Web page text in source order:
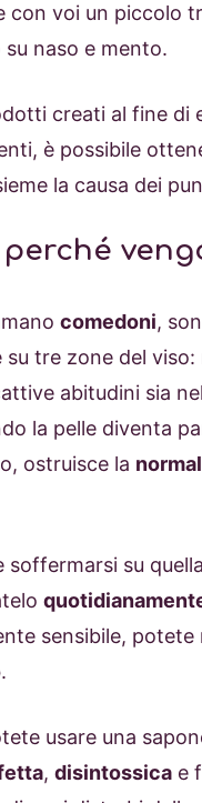
voi un piccolo
naso e mento.
creati al fine di
è possibile
la causa dei
comedoni,
tre zone del viso:
abitudini sia
la pelle diventa
ostruisce la
su
sensibile,
.
usare una
, disintossica e